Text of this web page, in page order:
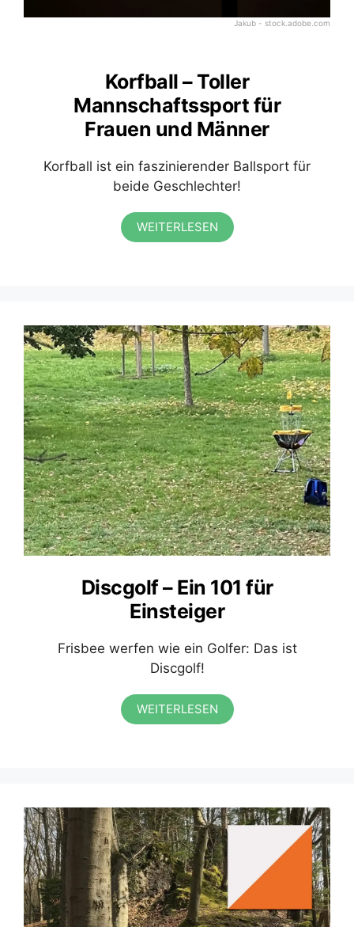
Jakub - stock.adobe.com
Korfball – Toller
Mannschaftssport für
Frauen und Männer
Korfball ist ein faszinierender Ballsport für
beide Geschlechter!
WEITERLESEN
Discgolf – Ein 101 für
Einsteiger
Frisbee werfen wie ein Golfer: Das ist
Discgolf!
WEITERLESEN